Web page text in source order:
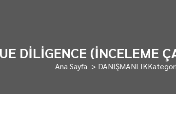
DİLİGENCE (İNCELEME
Ana Sayfa > DANIŞMANLIK